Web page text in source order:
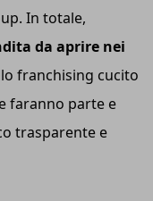
In totale,
da aprire nei
franchising cucito
faranno parte e
trasparente e